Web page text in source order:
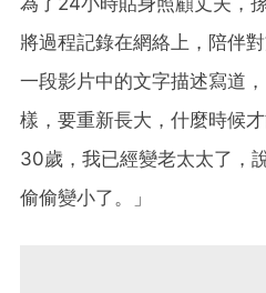
將過程記錄在網絡上，陪伴
一段影片中的文字描述寫道
樣，要重新長大，什麼時候
30歲，我已經變老太太了，
偷偷變小了。」